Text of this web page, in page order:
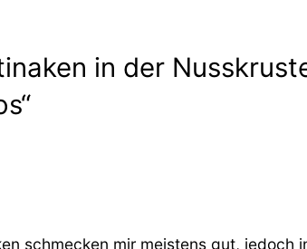
in der
schmecken mir meistens gut,